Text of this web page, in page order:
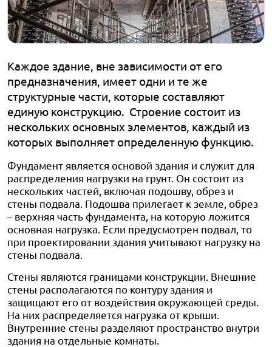
Каждое здание, вне зависимости от его
предназначения, имеет одни и те же
структурные части, которые составляют
единую конструкцию. Строение состоит из
нескольких основных элементов, каждый из
которых выполняет определенную функцию.
Фундамент является основой здания и служит для
распределения нагрузки на грунт. Он состоит из
нескольких частей, включая подошву, обрез и
стены подвала. Подошва прилегает к земле, обрез
– верхняя часть фундамента, на которую ложится
основная нагрузка. Если предусмотрен подвал, то
при проектировании здания учитывают нагрузку на
стены подвала.
Стены являются границами конструкции. Внешние
стены располагаются по контуру здания и
защищают его от воздействия окружающей среды.
На них распределяется нагрузка от крыши.
Внутренние стены разделяют пространство внутри
здания на отдельные комнаты.